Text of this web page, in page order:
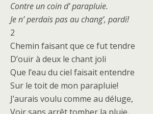
Contre un coin d’ parapluie.
Je n’ perdais pas au chang’, pardi!
2
Chemin faisant que ce fut tendre
D’ouïr à deux le chant joli
Que l’eau du ciel faisait entendre
Sur le toit de mon parapluie!
J’aurais voulu comme au déluge,